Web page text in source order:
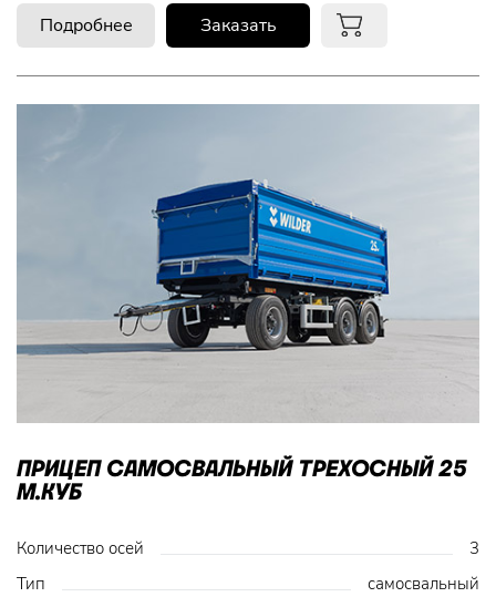
Подробнее Заказать
ПРИЦЕП САМОСВАЛЬНЫЙ ТРЕХОСНЫЙ 25
М.КУБ
Количество осей
3
Тип
самосвальный